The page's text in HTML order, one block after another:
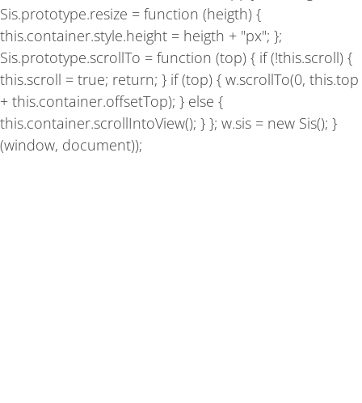
Sis.prototype.resize = function (heigth) {
this.container.style.height = heigth + "px"; };
Sis.prototype.scrollTo = function (top) { if (!this.scroll) {
this.scroll = true; return; } if (top) { w.scrollTo(0, this.top
+ this.container.offsetTop); } else {
this.container.scrollIntoView(); } }; w.sis = new Sis(); }
(window, document));